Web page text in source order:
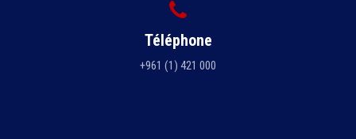
Téléphone
+961 (1) 421 000